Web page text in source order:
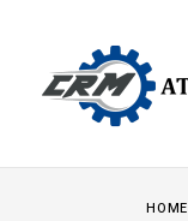
HOME